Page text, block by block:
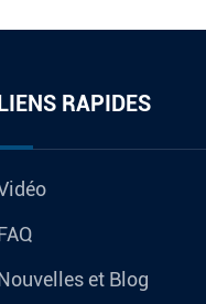
RAPIDES
et Blog